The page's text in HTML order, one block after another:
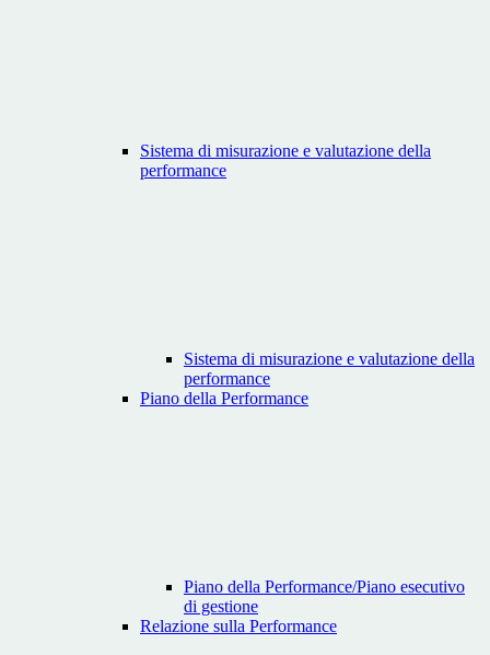
Sistema di misurazione e valutazione della
performance
Sistema di misurazione e valutazione della
performance
Piano della Performance
Piano della Performance/Piano esecutivo
di gestione
Relazione sulla Performance